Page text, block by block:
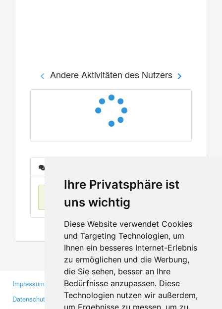
Ihre Privatsphäre ist
uns wichtig
Diese Website verwendet Cookies
und Targeting Technologien, um
Ihnen ein besseres Internet-Erlebnis
zu ermöglichen und die Werbung,
die Sie sehen, besser an Ihre
Bedürfnisse anzupassen. Diese
Technologien nutzen wir außerdem,
um Ergebnisse zu messen, um zu
Andere Aktivitäten des Nutzers
Keine Einträge
Impressum
Datenschutzerklärung
Gewerbetreibende
Investoren